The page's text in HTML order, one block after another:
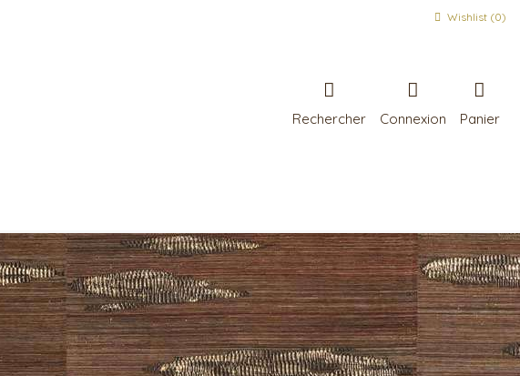
Wishlist (0)
Rechercher Connexion Panier